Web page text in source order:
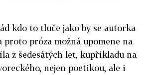
kdo to tluče jako by se autorka
proto próza možná upomene na
z šedesátých let, kupříkladu na
nejen poetikou, ale i